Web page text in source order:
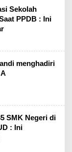
Sekolah
PPDB : Ini
menghadiri
SMK Negeri di
: Ini